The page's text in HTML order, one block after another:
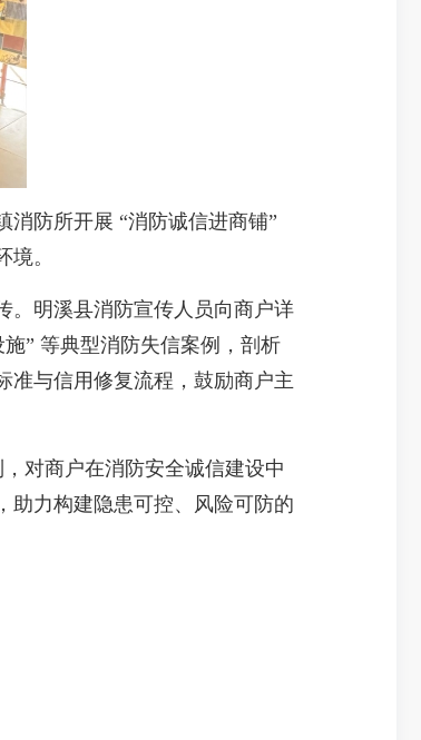
防所开展 “消防诚信进商铺”
境。​
明溪县消防宣传人员向商户详
” 等典型消防失信案例，剖析
准与信用修复流程，鼓励商户主
对商户在消防安全诚信建设中
助力构建隐患可控、风险可防的